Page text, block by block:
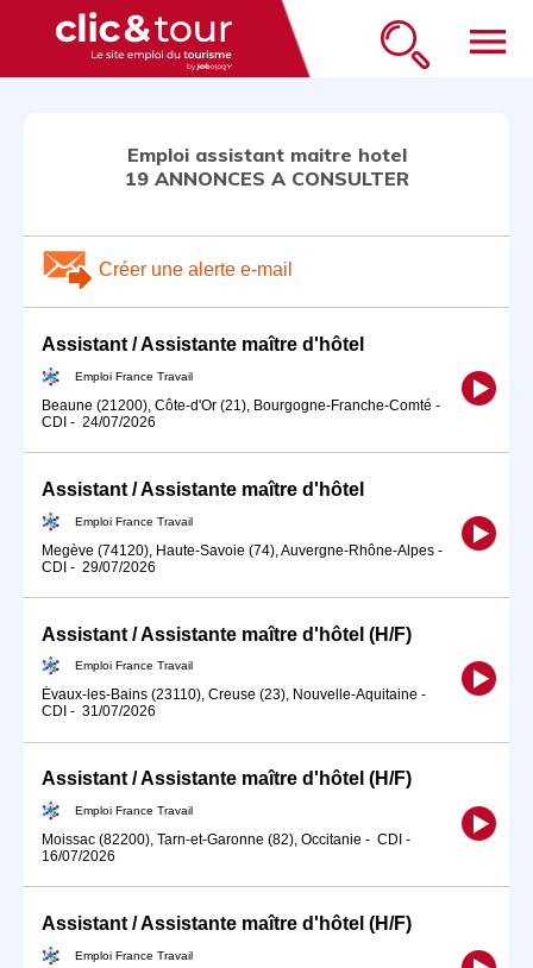
menu
Emploi assistant maitre hotel
19 ANNONCES A CONSULTER
Créer une alerte e-mail
Assistant / Assistante maître d'hôtel
Emploi France Travail
Beaune (21200), Côte-d'Or (21), Bourgogne-Franche-Comté -
CDI - 24/07/2026
Assistant / Assistante maître d'hôtel
Emploi France Travail
Megève (74120), Haute-Savoie (74), Auvergne-Rhône-Alpes -
CDI - 29/07/2026
Assistant / Assistante maître d'hôtel (H/F)
Emploi France Travail
Évaux-les-Bains (23110), Creuse (23), Nouvelle-Aquitaine -
CDI - 31/07/2026
Assistant / Assistante maître d'hôtel (H/F)
Emploi France Travail
Moissac (82200), Tarn-et-Garonne (82), Occitanie - CDI -
16/07/2026
Assistant / Assistante maître d'hôtel (H/F)
Emploi France Travail